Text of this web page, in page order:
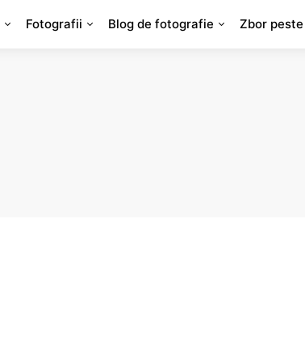
Fotografii Blog de fotografie Zbor